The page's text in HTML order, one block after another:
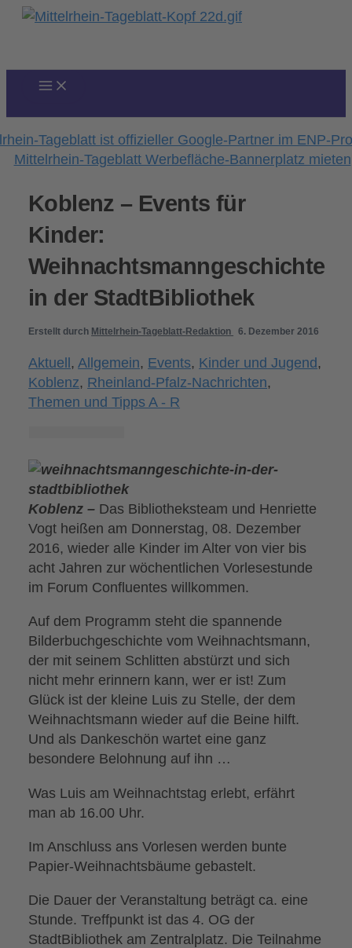
Zum
Koblenz – Events für
Kinder:
Weihnachtsmanngeschichte
in der StadtBibliothek
Erstellt durch Mittelrhein-Tageblatt-Redaktion 6. Dezember 2016
Aktuell,Allgemein, Events, Kinder und Jugend,
Koblenz, Rheinland-Pfalz-Nachrichten,
Themen und Tipps A - R
Koblenz – Das Bibliotheksteam und Henriette
Vogt heißen am Donnerstag, 08. Dezember
2016, wieder alle Kinder im Alter von vier bis
acht Jahren zur wöchentlichen Vorlesestunde
im Forum Confluentes willkommen.
Auf dem Programm steht die spannende
Bilderbuchgeschichte vom Weihnachtsmann,
der mit seinem Schlitten abstürzt und sich
nicht mehr erinnern kann, wer er ist! Zum
Glück ist der kleine Luis zu Stelle, der dem
Weihnachtsmann wieder auf die Beine hilft.
Und als Dankeschön wartet eine ganz
besondere Belohnung auf ihn …
Was Luis am Weihnachtstag erlebt, erfährt
man ab 16.00 Uhr.
Im Anschluss ans Vorlesen werden bunte
Papier-Weihnachtsbäume gebastelt.
Die Dauer der Veranstaltung beträgt ca. eine
Stunde. Treffpunkt ist das 4. OG der
StadtBibliothek am Zentralplatz. Die Teilnahme